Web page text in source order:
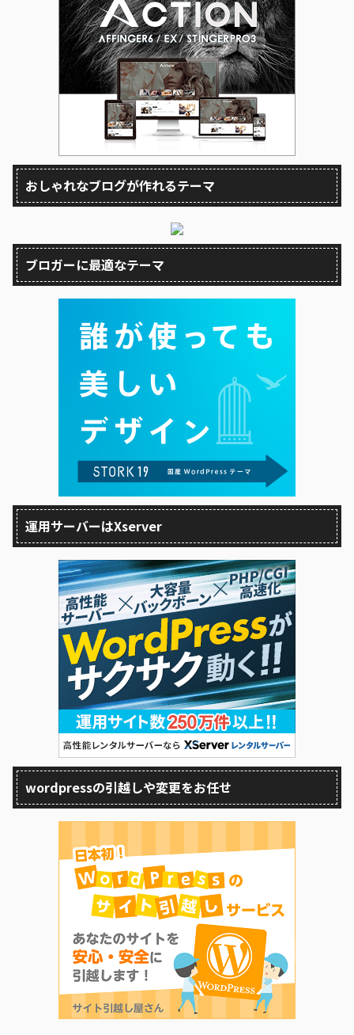
おしゃれなブログが作れるテーマ
ブロガーに最適なテーマ
運用サーバーはXserver
wordpressの引越しや変更をお任せ